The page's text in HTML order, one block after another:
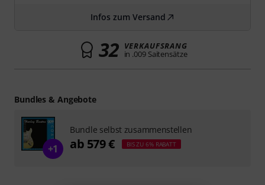
Infos zum Versand
32 VERKAUFSRANG
in .009 Saitensätze
Bundles & Angebote
+1
Bundle selbst zusammenstellen
ab 579 € BIS ZU 6% RABATT